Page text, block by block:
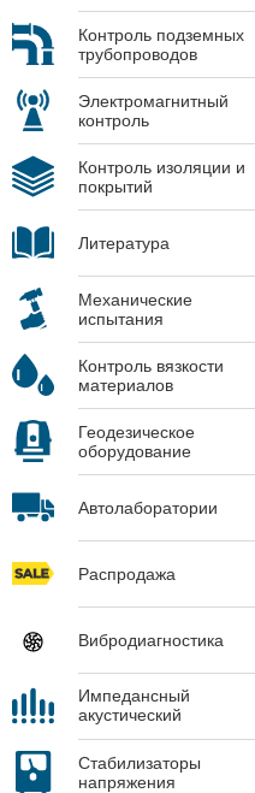
Контроль подземных
трубопроводов
Электромагнитный
контроль
Контроль изоляции и
покрытий
Литература
Механические
испытания
Контроль вязкости
материалов
Геодезическое
оборудование
Автолаборатории
Распродажа
Вибродиагностика
Импедансный
акустический
Стабилизаторы
напряжения